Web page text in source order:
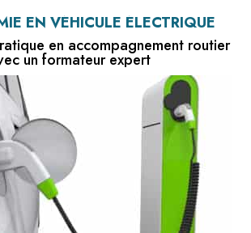
EN VÉHICULE ÉLECTRIQUE
en accompagnement routier
un formateur expert